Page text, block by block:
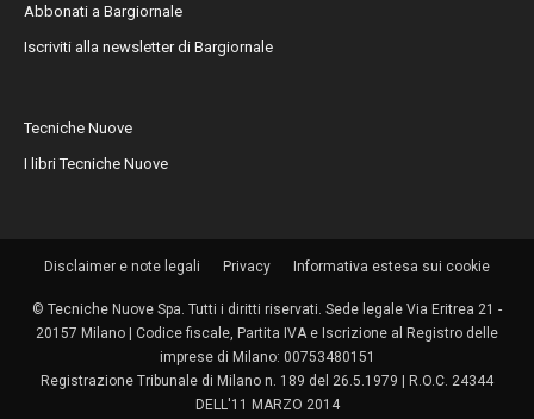
Abbonati a Bargiornale
Iscriviti alla newsletter di Bargiornale
Tecniche Nuove
I libri Tecniche Nuove
Disclaimer e note legali Privacy Informativa estesa sui cookie
© Tecniche Nuove Spa. Tutti i diritti riservati. Sede legale Via Eritrea 21 -
20157 Milano | Codice fiscale, Partita IVA e Iscrizione al Registro delle
imprese di Milano: 00753480151
Registrazione Tribunale di Milano n. 189 del 26.5.1979 | R.O.C. 24344
DELL'11 MARZO 2014